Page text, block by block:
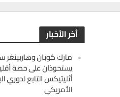
أخر الأخبار
مارك كوبان وهاربينغر
يستحوذان على حصة
أثليتيكس التابع لدوري
الأمريكي